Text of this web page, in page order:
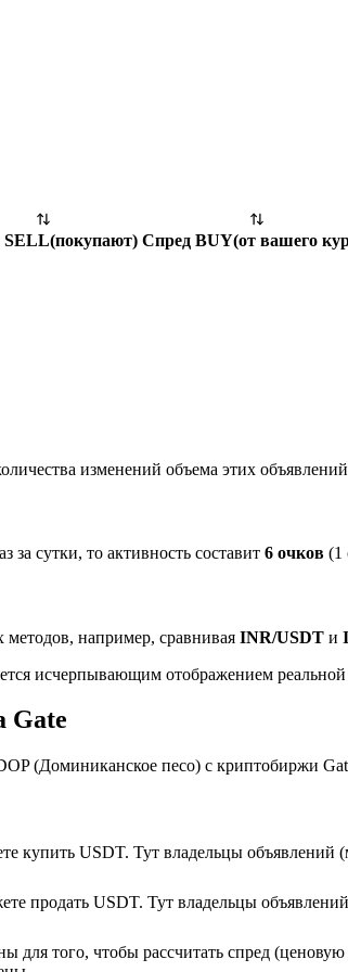
SELL(покупают) Спред BUY(от вашего
изменений объема этих
за сутки, то активность составит 6 очков (1
методов, например, сравнивая INR/USDT и
исчерпывающим отображением
Gate
(Доминиканское песо) с криптобиржи
купить USDT. Тут владельцы
продать USDT. Тут владельцы
для того, чтобы рассчитать спред